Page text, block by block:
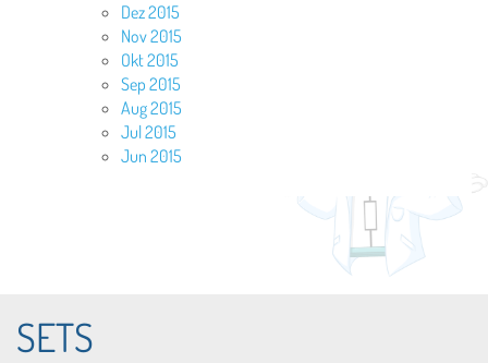
Dez 2015
Nov 2015
Okt 2015
Sep 2015
Aug 2015
Jul 2015
Jun 2015
SETS